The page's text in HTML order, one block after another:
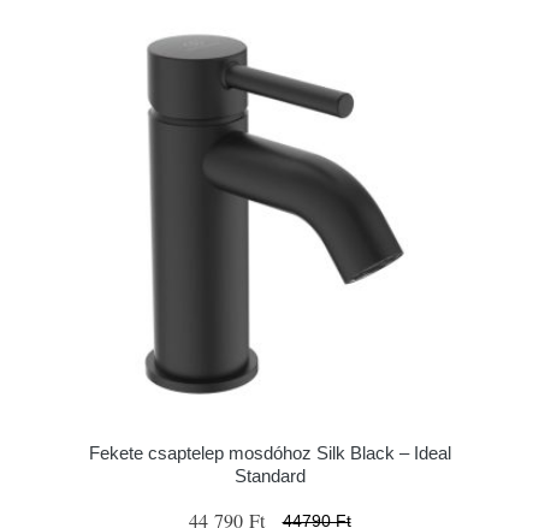
Fekete csaptelep mosdóhoz Silk Black – Ideal
Standard
44 790 Ft 44790 Ft